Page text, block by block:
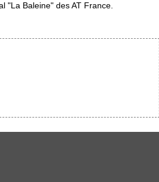
"La Baleine" des AT France.